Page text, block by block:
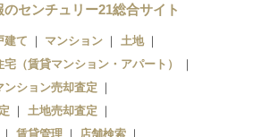
センチュリー21総合サイト
建て マンション
土地
宅（賃貸マンション・アパート）
ンション売却査定
土地売却査定
賃貸管理
店舗検索